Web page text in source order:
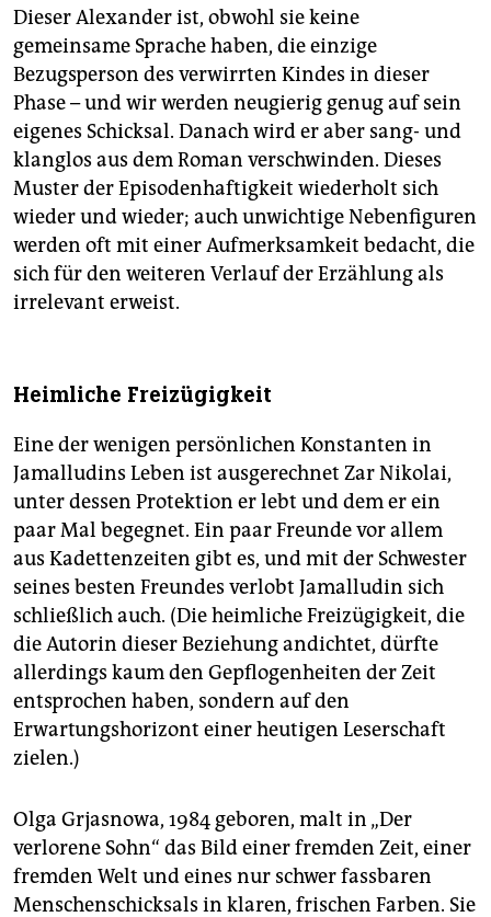
Dieser Alexander ist, obwohl sie keine
gemeinsame Sprache haben, die einzige
Bezugsperson des verwirrten Kindes in dieser
Phase – und wir werden neugierig genug auf sein
eigenes Schicksal. Danach wird er aber sang- und
klanglos aus dem Roman verschwinden. Dieses
Muster der Episodenhaftigkeit wiederholt sich
wieder und wieder; auch unwichtige Nebenfiguren
werden oft mit einer Aufmerksamkeit bedacht, die
sich für den weiteren Verlauf der Erzählung als
irrelevant erweist.
Heimliche Freizügigkeit
Eine der wenigen persönlichen Konstanten in
Jamalludins Leben ist ausgerechnet Zar Nikolai,
unter dessen Protektion er lebt und dem er ein
paar Mal begegnet. Ein paar Freunde vor allem
aus Kadettenzeiten gibt es, und mit der Schwester
seines besten Freundes verlobt Jamalludin sich
schließlich auch. (Die heimliche Freizügigkeit, die
die Autorin dieser Beziehung andichtet, dürfte
allerdings kaum den Gepflogenheiten der Zeit
entsprochen haben, sondern auf den
Erwartungshorizont einer heutigen Leserschaft
zielen.)
Olga Grjasnowa, 1984 geboren, malt in „Der
verlorene Sohn“ das Bild einer fremden Zeit, einer
fremden Welt und eines nur schwer fassbaren
Menschenschicksals in klaren, frischen Farben. Sie